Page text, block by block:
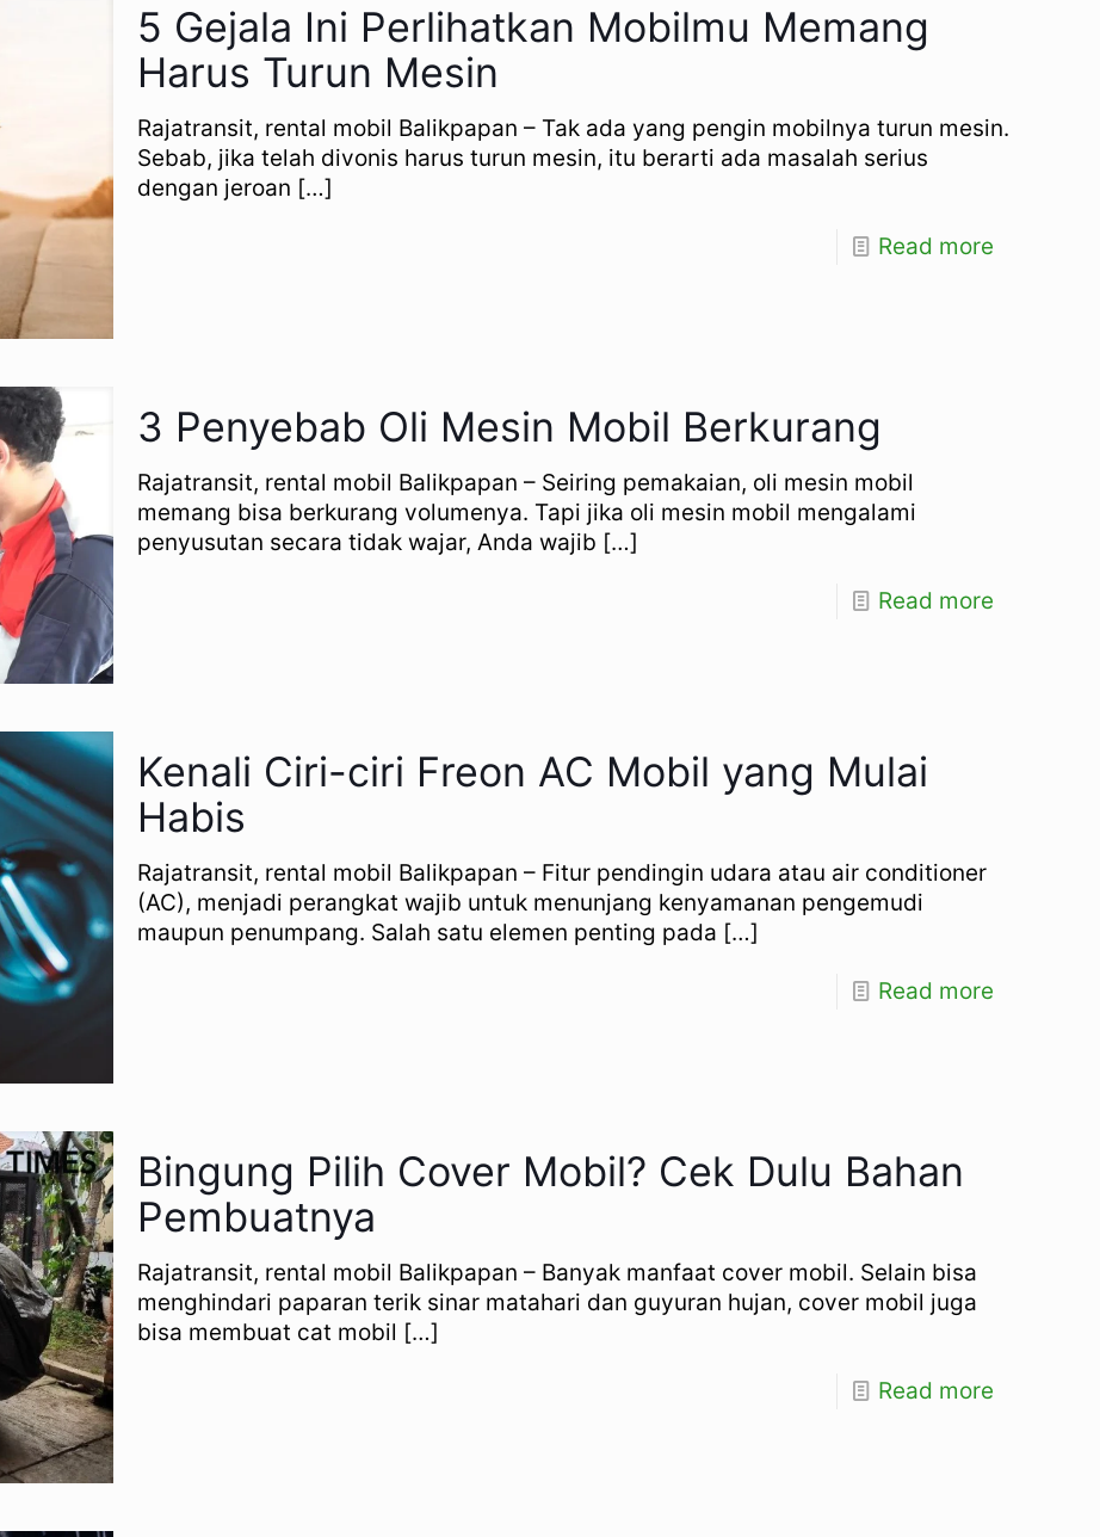
5 Gejala Ini Perlihatkan Mobilmu Memang
Harus Turun Mesin
Rajatransit, rental mobil Balikpapan – Tak ada yang pengin mobilnya turun mesin.
Sebab, jika telah divonis harus turun mesin, itu berarti ada masalah serius
dengan jeroan […]
Read more
3 Penyebab Oli Mesin Mobil Berkurang
Rajatransit, rental mobil Balikpapan – Seiring pemakaian, oli mesin mobil
memang bisa berkurang volumenya. Tapi jika oli mesin mobil mengalami
penyusutan secara tidak wajar, Anda wajib […]
Read more
Kenali Ciri-ciri Freon AC Mobil yang Mulai
Habis
Rajatransit, rental mobil Balikpapan – Fitur pendingin udara atau air conditioner
(AC), menjadi perangkat wajib untuk menunjang kenyamanan pengemudi
maupun penumpang. Salah satu elemen penting pada […]
Read more
Bingung Pilih Cover Mobil? Cek Dulu Bahan
Pembuatnya
Rajatransit, rental mobil Balikpapan – Banyak manfaat cover mobil. Selain bisa
menghindari paparan terik sinar matahari dan guyuran hujan, cover mobil juga
bisa membuat cat mobil […]
Read more